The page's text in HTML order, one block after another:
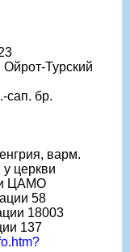
Турский
сап. бр.
варм.
церкви
ЦАМО
58
18003
137